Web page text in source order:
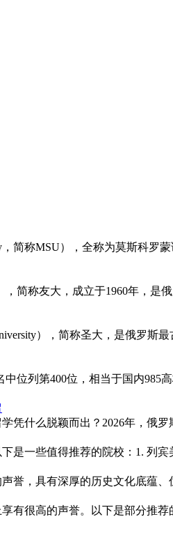
，简称MSU）‌，全称为莫斯科
简称友大，成立于1960年，
），简称圣大，是俄罗斯
位列第400位‌，相当于国内985
凭什么脱颖而出？2026年，俄
是一些值得推荐的院校：‌1. 列
誉，具有深厚的历史文化底蕴
有很高的声誉。以下是部分推